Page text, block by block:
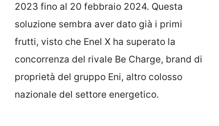
2023 fino al 20 febbraio 2024. Questa
soluzione sembra aver dato già i primi
frutti, visto che Enel X ha superato la
concorrenza del rivale Be Charge, brand di
proprietà del gruppo Eni, altro colosso
nazionale del settore energetico.